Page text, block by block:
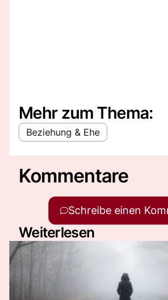
Mehr zum Thema:
Beziehung & Ehe
Kommentare
Schreibe einen
Weiterlesen